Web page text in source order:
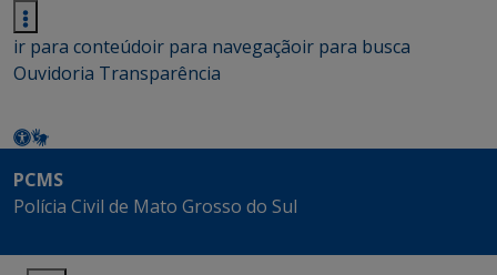
ir para conteúdoir para navegaçãoir para busca
Ouvidoria Transparência
PCMS
Polícia Civil de Mato Grosso do Sul